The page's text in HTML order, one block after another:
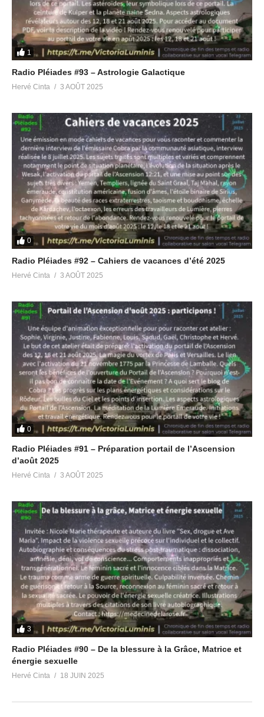
Radio Pléiades #27 –
Questions & commentaires
sur les dernières interviews
du contacté Cobra
17 décembre 2021
Dans "Radio Pléiades"
1
Radio Pléiades #93 – Astrologie Galactique
Hervé Cinta 3 AOÛT 2025
0
Radio Pléiades #92 – Cahiers de vacances d’été 2025
Hervé Cinta 3 AOÛT 2025
0
Radio Pléiades #91 – Préparation portail de l’Ascension
d’août 2025
Hervé Cinta 3 AOÛT 2025
3
Radio Pléiades #90 – De la blessure à la Grâce, Matrice et
énergie sexuelle
Hervé Cinta 18 JUIN 2025